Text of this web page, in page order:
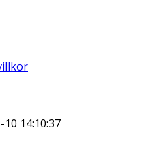
10 14:10:37